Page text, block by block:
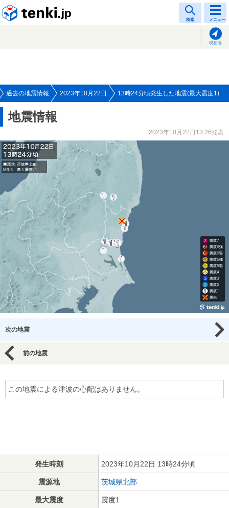
検索 メニュー
現在地
過去の地震情報 2023年10月22日 13時24分頃発生した地震(最大震度1)
地震情報
2023年10月22日13:26発表
次の地震
前の地震
この地震による津波の心配はありません。
発生時刻 2023年10月22日 13時24分頃
震源地 茨城県北部
最大震度 震度1